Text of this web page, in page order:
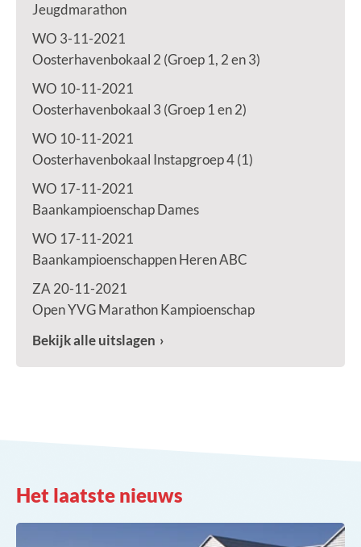
Jeugdmarathon
WO 3-11-2021
Oosterhavenbokaal 2 (Groep 1, 2 en 3)
WO 10-11-2021
Oosterhavenbokaal 3 (Groep 1 en 2)
WO 10-11-2021
Oosterhavenbokaal Instapgroep 4 (1)
WO 17-11-2021
Baankampioenschap Dames
WO 17-11-2021
Baankampioenschappen Heren ABC
ZA 20-11-2021
Open YVG Marathon Kampioenschap
Bekijk alle uitslagen
Het laatste nieuws